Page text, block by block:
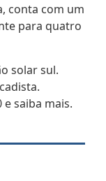
conta com um
para quatro
solar sul.
e saiba mais.